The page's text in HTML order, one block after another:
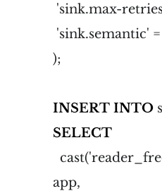
'sink.max-
'sink.semantic'
);
INSERT INTO
SELECT
app,